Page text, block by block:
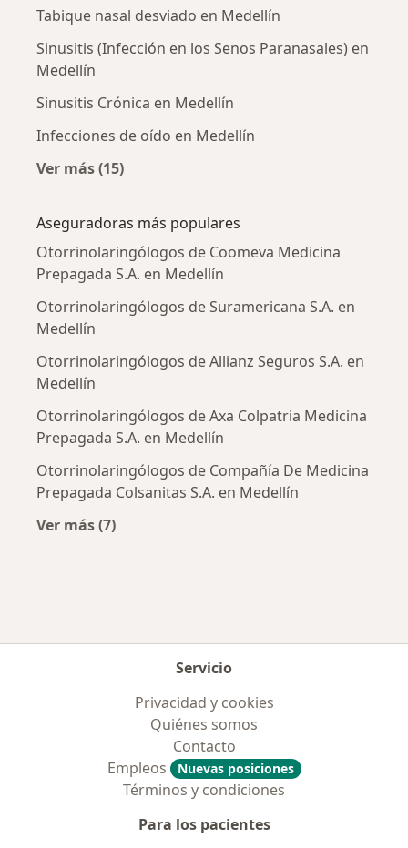
Tabique nasal desviado en Medellín
Sinusitis (Infección en los Senos Paranasales) en
Medellín
Sinusitis Crónica en Medellín
Infecciones de oído en Medellín
Ver más (15)
Aseguradoras más populares
Otorrinolaringólogos de Coomeva Medicina
Prepagada S.A. en Medellín
Otorrinolaringólogos de Suramericana S.A. en
Medellín
Otorrinolaringólogos de Allianz Seguros S.A. en
Medellín
Otorrinolaringólogos de Axa Colpatria Medicina
Prepagada S.A. en Medellín
Otorrinolaringólogos de Compañía De Medicina
Prepagada Colsanitas S.A. en Medellín
Ver más (7)
Servicio
Privacidad y cookies
Quiénes somos
Contacto
Empleos
Nuevas posiciones
Términos y condiciones
Para los pacientes